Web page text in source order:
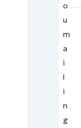
o
u
m
a
i
l
i
n
g